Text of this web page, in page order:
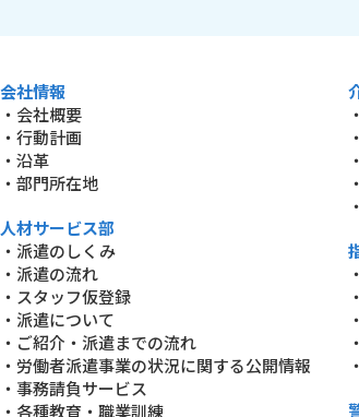
会社情報
・会社概要
・行動計画
・沿革
・部門所在地
人材サービス部
・派遣のしくみ
・派遣の流れ
・スタッフ仮登録
・派遣について
・ご紹介・派遣までの流れ
・労働者派遣事業の状況に関する公開情報
・事務請負サービス
・各種教育・職業訓練